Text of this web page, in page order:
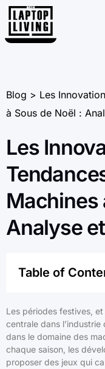
Blog > Les
à Sous de Noël :
Les
Machines
Analyse
Table of
Les périodes festives,
centrale dans
dans le domaine des
chaque saison, les
proposer des jeux qui